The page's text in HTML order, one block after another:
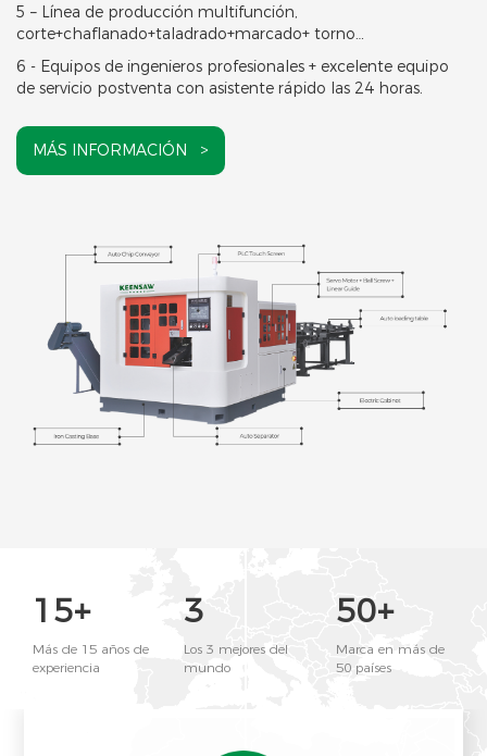
5 – Línea de producción multifunción,
corte+chaflanado+taladrado+marcado+ torno…
6 - Equipos de ingenieros profesionales + excelente equipo
de servicio postventa con asistente rápido las 24 horas.
MÁS INFORMACIÓN >
15+
Más de 15 años de
experiencia
3
Los 3 mejores del
mundo
50+
Marca en más de
50 países